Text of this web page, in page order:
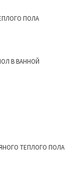
ПОЛА
В ВАННОЙ
ТЕПЛОГО ПОЛА